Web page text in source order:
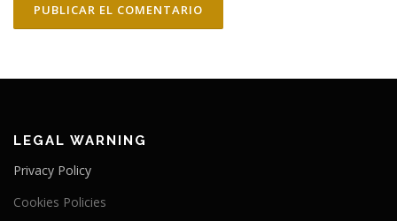
LEGAL WARNING
Privacy Policy
Cookies Policies